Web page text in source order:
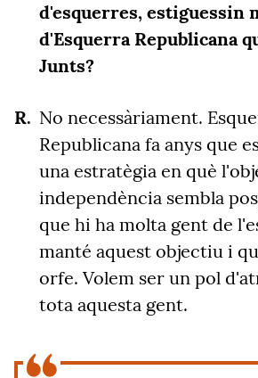
d'esquerres, estiguessin
d'Esquerra Republicana
Junts?
No necessàriament.
Republicana fa anys que
una estratègia en què
independència sembla
que hi ha molta gent de
manté aquest objectiu i
orfe. Volem ser un pol
tota aquesta gent.